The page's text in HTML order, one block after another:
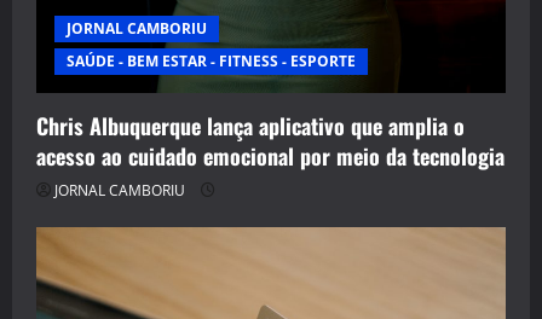
JORNAL CAMBORIU
SAÚDE - BEM ESTAR - FITNESS - ESPORTE
Chris Albuquerque lança aplicativo que amplia o
acesso ao cuidado emocional por meio da tecnologia
JORNAL CAMBORIU